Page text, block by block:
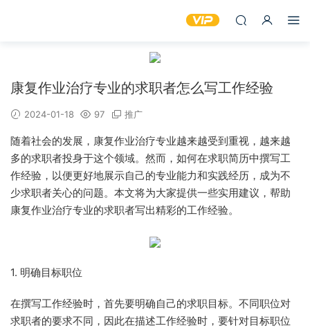
康复作业治疗专业的求职者怎么写工作经验
2024-01-18 97 推广
随着社会的发展，康复作业治疗专业越来越受到重视，越来越
多的求职者投身于这个领域。然而，如何在求职简历中撰写工
作经验，以便更好地展示自己的专业能力和实践经历，成为不
少求职者关心的问题。本文将为大家提供一些实用建议，帮助
康复作业治疗专业的求职者写出精彩的工作经验。
1. 明确目标职位
在撰写工作经验时，首先要明确自己的求职目标。不同职位对
求职者的要求不同，因此在描述工作经验时，要针对目标职位